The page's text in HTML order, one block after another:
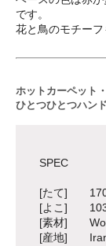
です。
花と鳥のモチーフ
ホットカーペット
ひとつひとつハン
SPEC
[たて]
[よこ]
[素材]
[産地]